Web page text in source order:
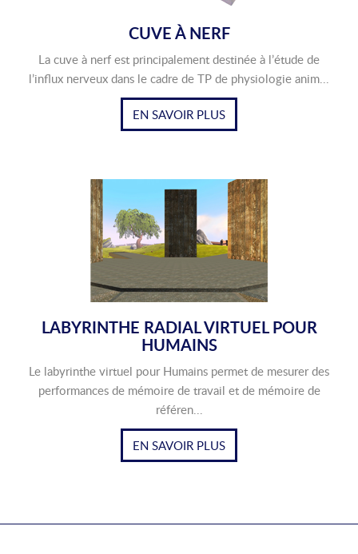
CUVE À NERF
La cuve à nerf est principalement destinée à l’étude de
l’influx nerveux dans le cadre de TP de physiologie anim...
EN SAVOIR PLUS
LABYRINTHE RADIAL VIRTUEL POUR
HUMAINS
Le labyrinthe virtuel pour Humains permet de mesurer des
performances de mémoire de travail et de mémoire de
référen...
EN SAVOIR PLUS